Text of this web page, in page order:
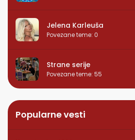
Jelena Karleuša
Povezane teme: 0
Strane serije
Povezane teme: 55
Popularne vesti